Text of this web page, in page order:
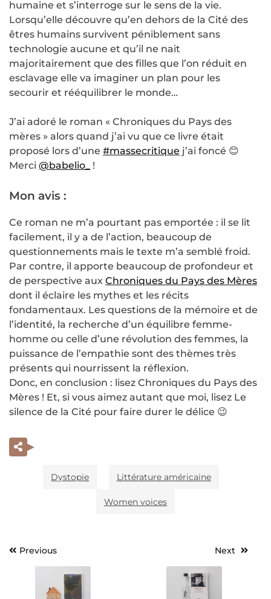
humaine et s’interroge sur le sens de la vie.
Lorsqu’elle découvre qu’en dehors de la Cité des
êtres humains survivent péniblement sans
technologie aucune et qu’il ne nait
majoritairement que des filles que l’on réduit en
esclavage elle va imaginer un plan pour les
secourir et rééquilibrer le monde…
J’ai adoré le roman « Chroniques du Pays des
mères » alors quand j’ai vu que ce livre était
proposé lors d’une #massecritique j’ai foncé 😊
Merci @babelio_ !
Mon avis :
Ce roman ne m’a pourtant pas emportée : il se lit
facilement, il y a de l’action, beaucoup de
questionnements mais le texte m’a semblé froid.
Par contre, il apporte beaucoup de profondeur et
de perspective aux Chroniques du Pays des Mères
dont il éclaire les mythes et les récits
fondamentaux. Les questions de la mémoire et de
l’identité, la recherche d’un équilibre femme-
homme ou celle d’une révolution des femmes, la
puissance de l’empathie sont des thèmes très
présents qui nourrissent la réflexion.
Donc, en conclusion : lisez Chroniques du Pays des
Mères ! Et, si vous aimez autant que moi, lisez Le
silence de la Cité pour faire durer le délice 😉
Dystopie Littérature américaine
Women voices
Navigation
l’article
Previous Next